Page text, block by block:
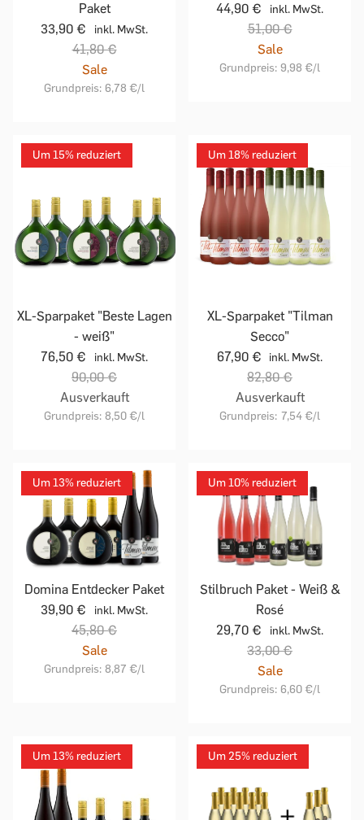
Paket
33,90 €
inkl. MwSt.
41,80 €
Sale
Grundpreis: 6,78 €/l
44,90 € inkl. MwSt.
51,00 €
Sale
Grundpreis: 9,98 €/l
Um 15% reduziert
XL-Sparpaket "Beste Lagen
- weiß"
76,50 €
inkl. MwSt.
90,00 €
Ausverkauft
Grundpreis: 8,50 €/l
Um 18% reduziert
XL-Sparpaket "Tilman
Secco"
67,90 €
inkl. MwSt.
82,80 €
Ausverkauft
Grundpreis: 7,54 €/l
Um 13% reduziert
Domina Entdecker Paket
39,90 €
inkl. MwSt.
45,80 €
Sale
Grundpreis: 8,87 €/l
Um 10% reduziert
Stilbruch Paket - Weiß &
Rosé
29,70 €
inkl. MwSt.
33,00 €
Sale
Grundpreis: 6,60 €/l
Um 13% reduziert Um 25% reduziert